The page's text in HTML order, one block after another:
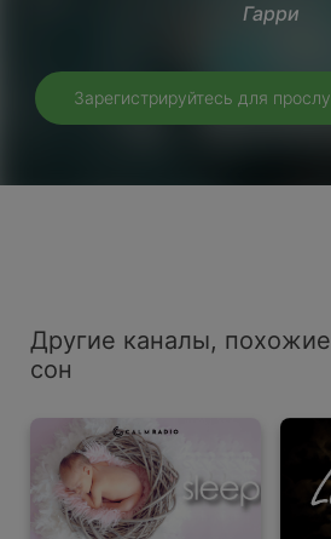
Гарри
Зарегистрируйтесь для
Другие каналы,
сон